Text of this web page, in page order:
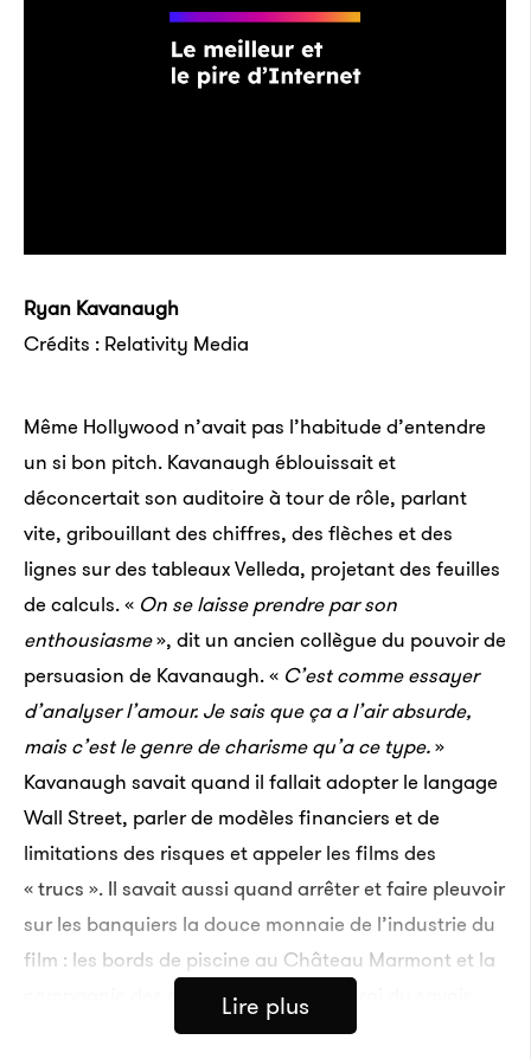
Ryan Kavanaugh
Crédits : Relativity Media
Même Hollywood n’avait pas l’habitude d’entendre
un si bon pitch. Kavanaugh éblouissait et
déconcertait son auditoire à tour de rôle, parlant
vite, gribouillant des chiffres, des flèches et des
lignes sur des tableaux Velleda, projetant des feuilles
de calculs. « On se laisse prendre par son
enthousiasme», dit un ancien collègue du pouvoir de
persuasion de Kavanaugh. « C’est comme essayer
d’analyser l’amour. Je sais que ça a l’air absurde,
mais c’est le genre de charisme qu’a ce type.»
Kavanaugh savait quand il fallait adopter le langage
Wall Street, parler de modèles financiers et de
limitations des risques et appeler les films des
« trucs ». Il savait aussi quand arrêter et faire pleuvoir
sur les banquiers la douce monnaie de l’industrie du
film : les bords de piscine au Château Marmont et la
compagnie des célébrités. Il était le « roi du savoir-
s’amuser », comme le dit l’un de ses associés. Son
Lire plus